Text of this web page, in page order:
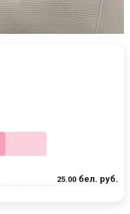
25.00 бел. руб.